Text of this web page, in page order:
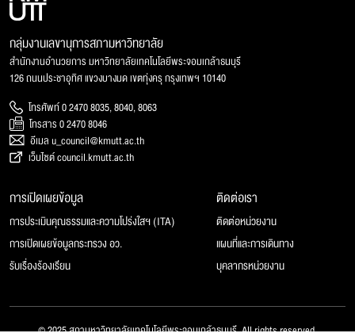
กลุ่มงานเลขานุการสภามหาวิทยาลัย
สำนักงานอำนวยการ มหาวิทยาลัยเทคโนโลยีพระจอมเกล้าธนบุรี
126 ถนนประชาอุทิศ แขวงบางมด เขตทุ่งครุ กรุงเทพฯ 10140
โทรศัพท์ 0 2470 8035, 8040, 8063
โทรสาร 0 2470 8046
อีเมล u_council@kmutt.ac.th
เว็บไซต์ council.kmutt.ac.th
การเปิดเผยข้อมูล
การประเมินคุณธรรมและความโปร่งใสฯ (ITA)
การเปิดเผยข้อมูลกระทรวง อว.
รับเรื่องร้องเรียน
ติดต่อเรา
ติดต่อหน่วยงาน
แผนที่และการเดินทาง
บุคลากรหน่วยงาน